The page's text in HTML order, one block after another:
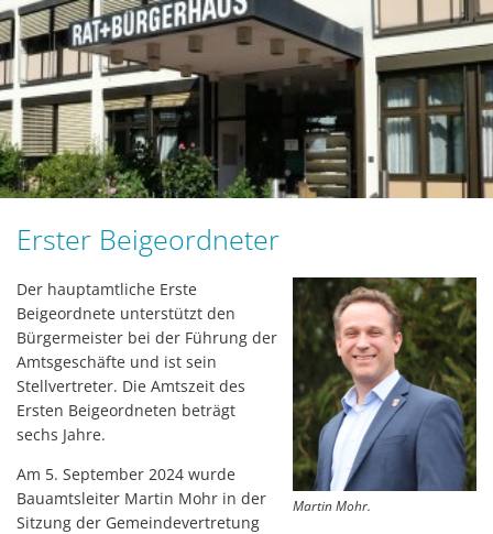
Erster Beigeordneter
Martin Mohr.
Der hauptamtliche Erste
Beigeordnete unterstützt den
Bürgermeister bei der Führung der
Amtsgeschäfte und ist sein
Stellvertreter. Die Amtszeit des
Ersten Beigeordneten beträgt
sechs Jahre.
Am 5. September 2024 wurde
Bauamtsleiter Martin Mohr in der
Sitzung der Gemeindevertretung